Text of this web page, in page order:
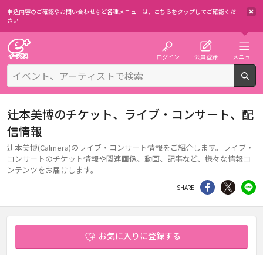
申込内容のご確認やお問い合わせなど各種メニューは、 こちらをタップしてご確認くだ
さい
ログイン 会員登録 メニュー
辻本美博のチケット、ライブ・コンサート、配
信情報
辻本美博(Calmera)のライブ・コンサート情報をご紹介します。ライブ・
コンサートのチケット情報や関連画像、動画、記事など、様々な情報コ
ンテンツをお届けします。
SHARE シェア Twitter
お気に入りに登録する